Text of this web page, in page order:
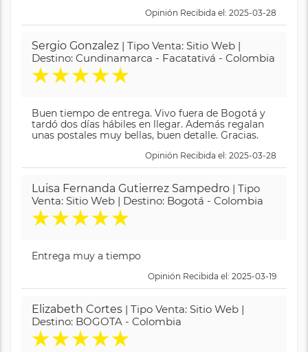
Opinión Recibida el: 2025-03-28
Sergio Gonzalez | Tipo Venta: Sitio Web |
Destino: Cundinamarca - Facatativá - Colombia
★★★★★
Buen tiempo de entrega. Vivo fuera de Bogotá y
tardó dos días hábiles en llegar. Además regalan
unas postales muy bellas, buen detalle. Gracias.
Opinión Recibida el: 2025-03-28
Luisa Fernanda Gutierrez Sampedro | Tipo
Venta: Sitio Web | Destino: Bogotá - Colombia
★★★★★
Entrega muy a tiempo
Opinión Recibida el: 2025-03-19
Elizabeth Cortes | Tipo Venta: Sitio Web |
Destino: BOGOTA - Colombia
★★★★★